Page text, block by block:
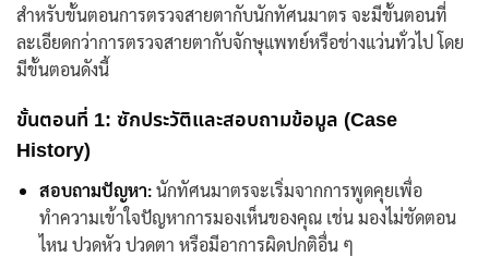
สำหรับขั้นตอนการตรวจสายตากับนักทัศนมาตร จะมีขั้นตอนที่
ละเอียดกว่าการตรวจสายตากับจักษุแพทย์หรือช่างแว่นทั่วไป โดย
มีขั้นตอนดังนี้
ขั้นตอนที่ 1: ซักประวัติและสอบถามข้อมูล (Case
History)
สอบถามปัญหา: นักทัศนมาตรจะเริ่มจากการพูดคุยเพื่อ
ทำความเข้าใจปัญหาการมองเห็นของคุณ เช่น มองไม่ชัดตอน
ไหน ปวดหัว ปวดตา หรือมีอาการผิดปกติอื่น ๆ